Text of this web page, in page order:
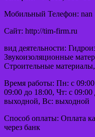
Мобильный Телефон: nan
Сайт: http://tim-firm.ru
вид деятельности:
Звукоизоляционные
Строительные
Время работы: Пн: с
09:00 до 18:00, Чт: с
выходной, Вс: выходной
Способ оплаты: Оплата
через банк